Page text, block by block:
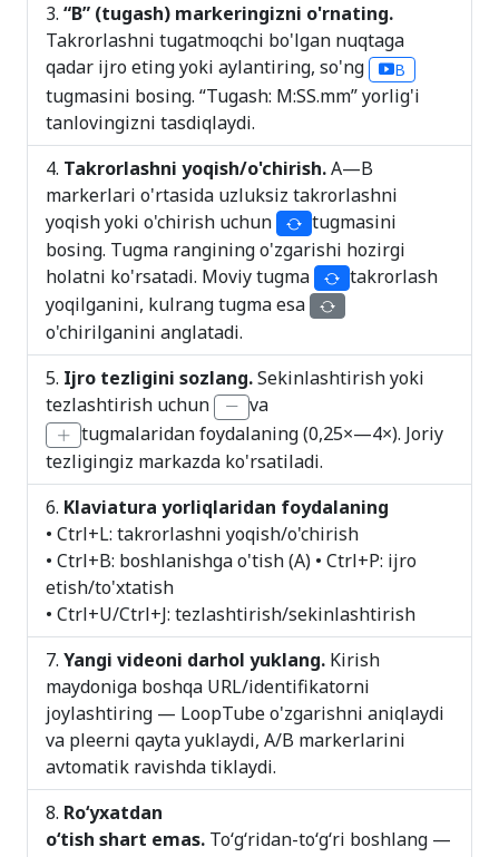
“B” (tugash) markeringizni o'rnating.
Takrorlashni tugatmoqchi bo'lgan nuqtaga
qadar ijro eting yoki aylantiring, so'ng
B
tugmasini bosing. “Tugash: M:SS.mm” yorlig'i
tanlovingizni tasdiqlaydi.
Takrorlashni yoqish/o'chirish.A—B
markerlari o'rtasida uzluksiz takrorlashni
yoqish yoki o'chirish uchun
tugmasini
bosing. Tugma rangining o'zgarishi hozirgi
holatni ko'rsatadi. Moviy tugma
takrorlash
yoqilganini, kulrang tugma esa
o'chirilganini anglatadi.
Ijro tezligini sozlang.Sekinlashtirish yoki
tezlashtirish uchun
va
tugmalaridan foydalaning (0,25×—4×). Joriy
tezligingiz markazda ko'rsatiladi.
Klaviatura yorliqlaridan foydalaning
• Ctrl+L: takrorlashni yoqish/o'chirish
• Ctrl+B: boshlanishga o'tish (A) • Ctrl+P: ijro
etish/to'xtatish
• Ctrl+U/Ctrl+J: tezlashtirish/sekinlashtirish
Yangi videoni darhol yuklang. Kirish
maydoniga boshqa URL/identifikatorni
joylashtiring — LoopTube o'zgarishni aniqlaydi
va pleerni qayta yuklaydi, A/B markerlarini
avtomatik ravishda tiklaydi.
Roʻyxatdan
oʻtish shart emas. Toʻgʻridan-toʻgʻri boshlang —